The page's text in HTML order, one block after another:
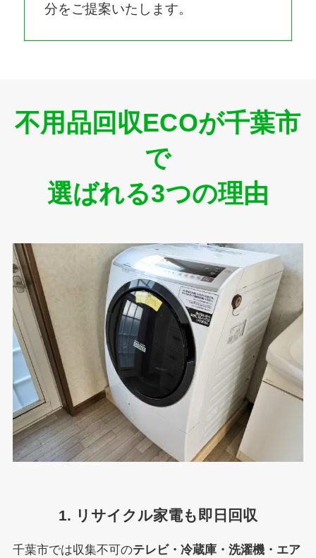
分をご提案いたします。
不用品回収ECOが千葉市
で
選ばれる3つの理由
1. リサイクル家電も即日回収
千葉市では収集不可のテレビ・冷蔵庫・洗濯機・エア